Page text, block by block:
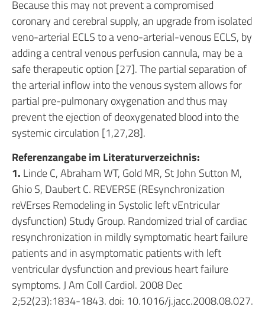
Because this may not prevent a compromised
coronary and cerebral supply, an upgrade from isolated
veno-arterial ECLS to a veno-arterial-venous ECLS, by
adding a central venous perfusion cannula, may be a
safe therapeutic option [27]. The partial separation of
the arterial inflow into the venous system allows for
partial pre-pulmonary oxygenation and thus may
prevent the ejection of deoxygenated blood into the
systemic circulation [1,27,28].
Referenzangabe im Literaturverzeichnis:
1. Linde C, Abraham WT, Gold MR, St John Sutton M,
Ghio S, Daubert C. REVERSE (REsynchronization
reVErses Remodeling in Systolic left vEntricular
dysfunction) Study Group. Randomized trial of cardiac
resynchronization in mildly symptomatic heart failure
patients and in asymptomatic patients with left
ventricular dysfunction and previous heart failure
symptoms. J Am Coll Cardiol. 2008 Dec
2;52(23):1834-1843. doi: 10.1016/j.jacc.2008.08.027.